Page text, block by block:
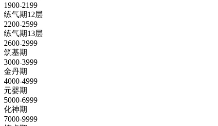
1900-2199
练气期12层
2200-2599
练气期13层
2600-2999
筑基期
3000-3999
金丹期
4000-4999
元婴期
5000-6999
化神期
7000-9999